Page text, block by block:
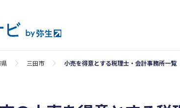
三田市 小売を得意とする税理士・会計事務所一覧